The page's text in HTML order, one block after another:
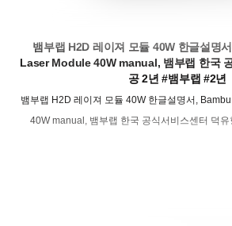
뱀부랩 H2D 레이져 모듈 40W 한글설명
Laser Module 40W manual, 뱀부랩 한국
공 2년 #뱀부랩 #2년
뱀부랩 H2D 레이져 모듈 40W 한글설명서,
40W manual, 뱀부랩 한국 공식서비스센터 덕